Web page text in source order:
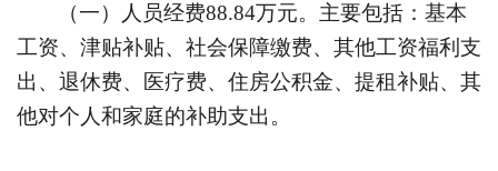
（一）人员经费88.84万元。主要包括：基本
工资、津贴补贴、社会保障缴费、其他工资福利支
出、退休费、医疗费、住房公积金、提租补贴、其
他对个人和家庭的补助支出。